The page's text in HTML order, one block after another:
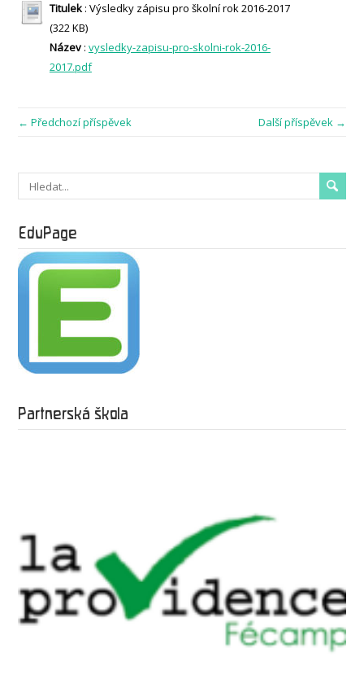
Titulek: Výsledky zápisu pro školní rok 2016-2017
(322 KB)
Název: vysledky-zapisu-pro-skolni-rok-2016-
2017.pdf
← Předchozí příspěvek Další příspěvek →
EduPage
Partnerská škola